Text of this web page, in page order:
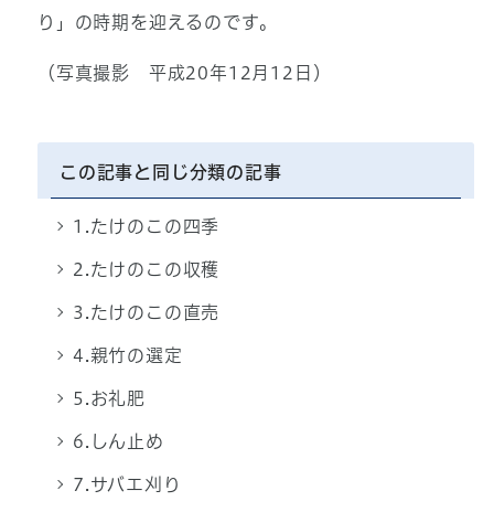
り」の時期を迎えるのです。
（写真撮影 平成20年12月12日）
この記事と同じ分類の記事
1.たけのこの四季
2.たけのこの収穫
3.たけのこの直売
4.親竹の選定
5.お礼肥
6.しん止め
7.サバエ刈り